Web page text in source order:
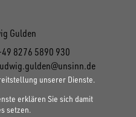
Gulden
8276 5890 930
unserer Dienste.
erklären Sie sich damit
setzen.